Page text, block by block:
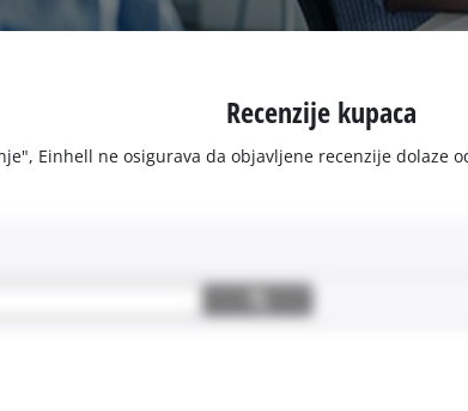
Recenzije kupaca
Einhell ne osigurava da objavljene recenzije